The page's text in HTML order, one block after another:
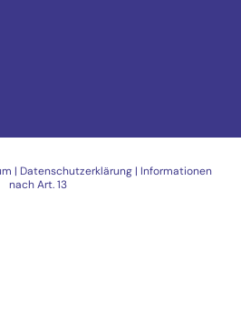
| Datenschutzerklärung| Informationen
nach Art. 13